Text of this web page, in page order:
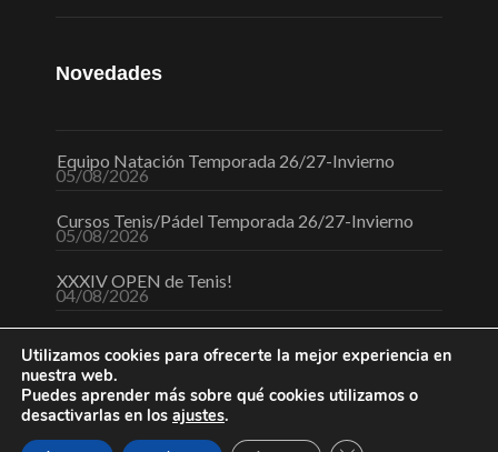
Novedades
Equipo Natación Temporada 26/27-Invierno
05/08/2026
Cursos Tenis/Pádel Temporada 26/27-Invierno
05/08/2026
XXXIV OPEN de Tenis!
04/08/2026
Utilizamos cookies para ofrecerte la mejor experiencia en
nuestra web.
Puedes aprender más sobre qué cookies utilizamos o
desactivarlas en los ajustes.